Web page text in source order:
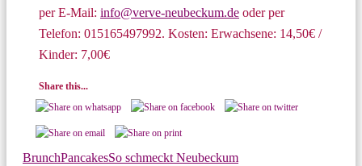
per E-Mail: info@verve-neubeckum.de oder per
Telefon: 015165497992. Kosten: Erwachsene: 14,50€ /
Kinder: 7,00€
Share this...
BrunchPancakesSo schmeckt Neubeckum